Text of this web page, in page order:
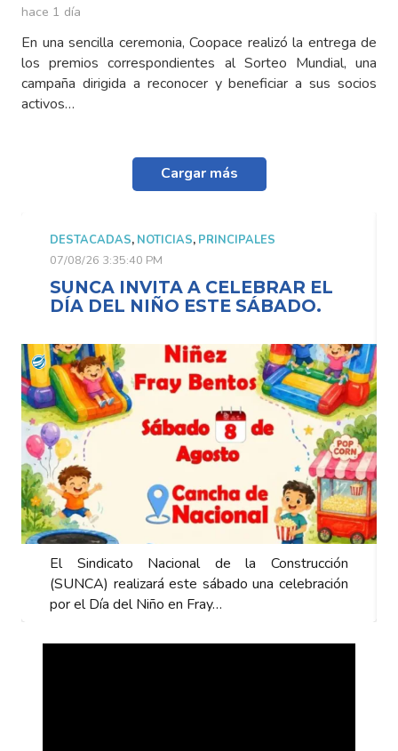
hace 1 día
En una sencilla ceremonia, Coopace realizó la entrega de
los premios correspondientes al Sorteo Mundial, una
campaña dirigida a reconocer y beneficiar a sus socios
activos…
Cargar más
DESTACADAS, NOTICIAS, PRINCIPALES
07/08/26 3:35:40 PM
SUNCA INVITA A CELEBRAR EL
DÍA DEL NIÑO ESTE SÁBADO.
El Sindicato Nacional de la Construcción
(SUNCA) realizará este sábado una celebración
por el Día del Niño en Fray…